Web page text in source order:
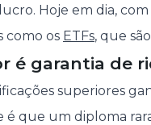
Hoje em dia,
como os ETFs, que
é garantia de
superiores
é que um diploma